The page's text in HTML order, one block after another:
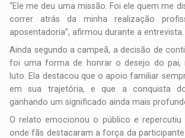
“Ele me deu uma missão. Foi ele quem me
correr atrás da minha realização
aposentadoria”, afirmou durante a entrevista.
Ainda segundo a campeã, a decisão de
foi uma forma de honrar o desejo do pai,
luto. Ela destacou que o apoio familiar
em sua trajetória, e que a conquista
ganhando um significado ainda mais
O relato emocionou o público e repercutiu
onde fãs destacaram a força da